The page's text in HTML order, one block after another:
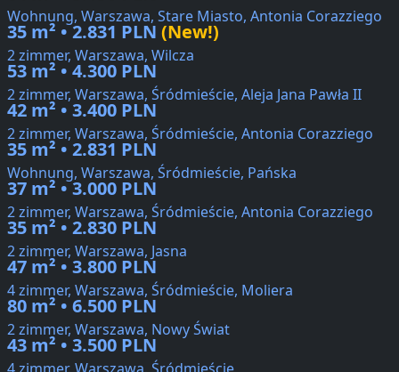
Wohnung, Warszawa, Stare Miasto, Antonia Corazziego
35 m² • 2.831 PLN (New!)
2 zimmer, Warszawa, Wilcza
53 m² • 4.300 PLN
2 zimmer, Warszawa, Śródmieście, Aleja Jana Pawła II
42 m² • 3.400 PLN
2 zimmer, Warszawa, Śródmieście, Antonia Corazziego
35 m² • 2.831 PLN
Wohnung, Warszawa, Śródmieście, Pańska
37 m² • 3.000 PLN
2 zimmer, Warszawa, Śródmieście, Antonia Corazziego
35 m² • 2.830 PLN
2 zimmer, Warszawa, Jasna
47 m² • 3.800 PLN
4 zimmer, Warszawa, Śródmieście, Moliera
80 m² • 6.500 PLN
2 zimmer, Warszawa, Nowy Świat
43 m² • 3.500 PLN